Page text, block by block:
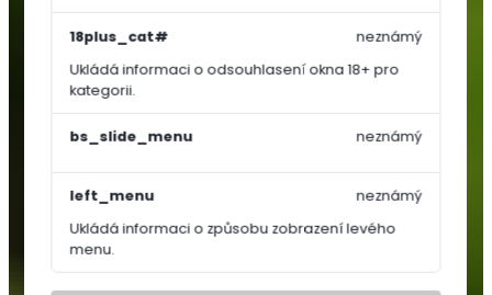
18plus_cat#
Ukládá informaci o odsouhlasení okna 18+ pro
kategorii.
neznámý
bs_slide_menu neznámý
left_menu
Ukládá informaci o způsobu zobrazení levého
menu.
neznámý
Květiny
Dvouletky
koberec